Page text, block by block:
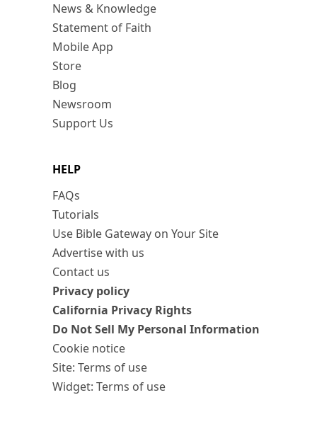
News & Knowledge
Statement of Faith
Mobile App
Store
Blog
Newsroom
Support Us
HELP
FAQs
Tutorials
Use Bible Gateway on Your Site
Advertise with us
Contact us
Privacy policy
California Privacy Rights
Do Not Sell My Personal Information
Cookie notice
Site: Terms of use
Widget: Terms of use